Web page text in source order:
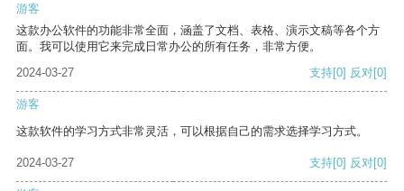
游客
这款办公软件的功能非常全面，涵盖了文档、表格、演示文稿等各个方
面。我可以使用它来完成日常办公的所有任务，非常方便。
2024-03-27
支持[0] 反对[0]
游客
这款软件的学习方式非常灵活，可以根据自己的需求选择学习方式。
2024-03-27 支持[0] 反对[0]